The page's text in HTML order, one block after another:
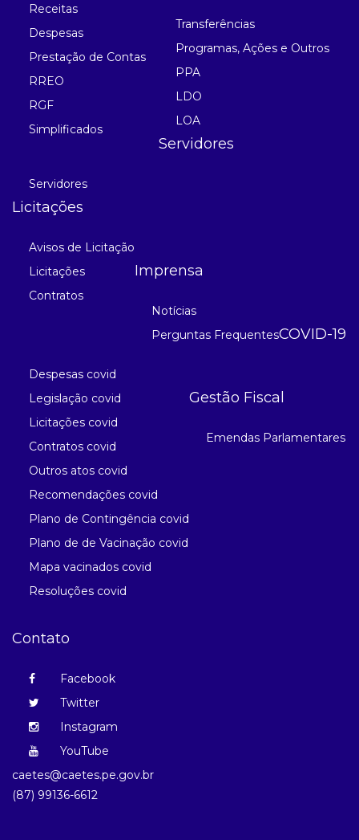
Receitas
Despesas
Prestação de Contas
RREO
RGF
Simplificados
Transferências
Programas, Ações e Outros
PPA
LDO
LOA
Servidores
Servidores
Licitações
Avisos de Licitação
Licitações
Contratos
Imprensa
Notícias
Perguntas FrequentesCOVID-19
Despesas covid
Legislação covid
Licitações covid
Contratos covid
Outros atos covid
Recomendações covid
Plano de Contingência covid
Plano de de Vacinação covid
Mapa vacinados covid
Resoluções covid
Gestão Fiscal
Emendas Parlamentares
Contato
Facebook
Twitter
Instagram
YouTube
caetes@caetes.pe.gov.br
(87) 99136-6612